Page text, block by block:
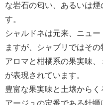
な岩石の匂い、あるいは
す。
シャルドネは元来、ニュ
ますが、シャブリではそ
アロマと柑橘系の果実味
が表現されています。
豊富な果実味と土壌から
アージュの定番である牡